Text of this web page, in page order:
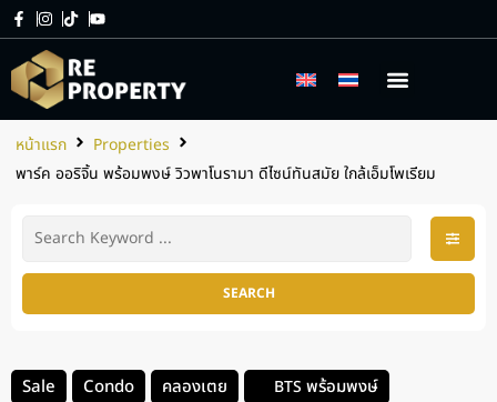
หน้าแรก
Properties
พาร์ค ออริจิ้น พร้อมพงษ์ วิวพาโนรามา ดีไซน์ทันสมัย ใกล้เอ็มโพเรียม
SEARCH
Sale Condo คลองเตย BTS พร้อมพงษ์